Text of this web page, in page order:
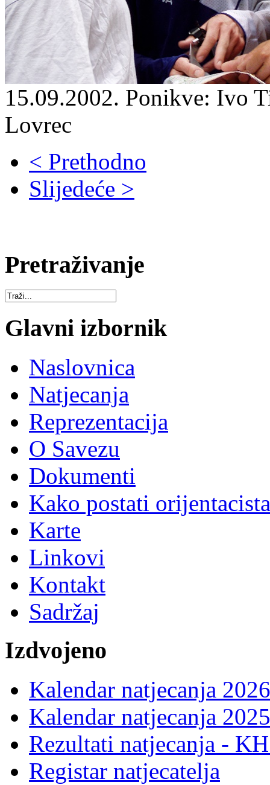
15.09.2002. Ponikve: Ivo
Lovrec
< Prethodno
Slijedeće >
Pretraživanje
Glavni izbornik
Naslovnica
Natjecanja
Reprezentacija
O Savezu
Dokumenti
Kako postati
Karte
Linkovi
Kontakt
Sadržaj
Izdvojeno
Kalendar natjecanja
Kalendar natjecanja
Rezultati natjecanja -
Registar natjecatelja